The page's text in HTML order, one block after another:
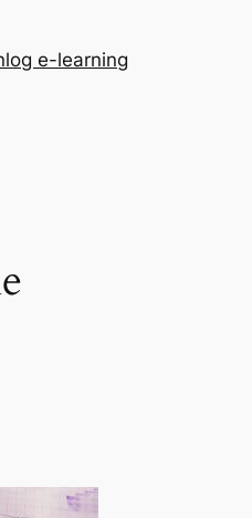
e-learning